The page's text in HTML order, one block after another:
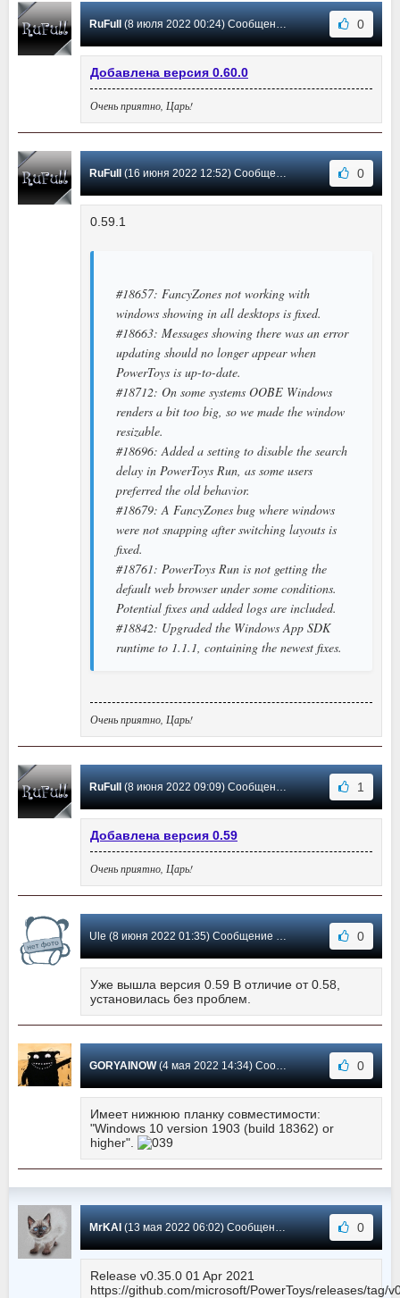
RuFull(8 июля 2022 00:24) Сообщение #28 0
Добавлена версия 0.60.0
Очень приятно, Царь!
RuFull(16 июня 2022 12:52) Сообщение #27 0
0.59.1
#18657: FancyZones not working with
windows showing in all desktops is fixed.
#18663: Messages showing there was an error
updating should no longer appear when
PowerToys is up-to-date.
#18712: On some systems OOBE Windows
renders a bit too big, so we made the window
resizable.
#18696: Added a setting to disable the search
delay in PowerToys Run, as some users
preferred the old behavior.
#18679: A FancyZones bug where windows
were not snapping after switching layouts is
fixed.
#18761: PowerToys Run is not getting the
default web browser under some conditions.
Potential fixes and added logs are included.
#18842: Upgraded the Windows App SDK
runtime to 1.1.1, containing the newest fixes.
Очень приятно, Царь!
RuFull(8 июня 2022 09:09) Сообщение #26 1
Добавлена версия 0.59
Очень приятно, Царь!
Ule (8 июня 2022 01:35) Сообщение #25 0
Уже вышла версия 0.59 В отличие от 0.58,
установилась без проблем.
GORYAINOW(4 мая 2022 14:34) Сообщение #24 0
Имеет нижнюю планку совместимости:
"Windows 10 version 1903 (build 18362) or
higher".
MrKAI(13 мая 2022 06:02) Сообщение #23 0
Release v0.35.0 01 Apr 2021
https://github.com/microsoft/PowerToys/releases/tag/